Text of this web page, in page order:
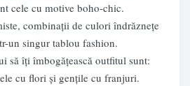
cele cu motive boho-chic.
combinații de culori îndrăznețe
un singur tablou fashion.
să îți îmbogățească outfitul sunt:
cu flori și gențile cu franjuri.